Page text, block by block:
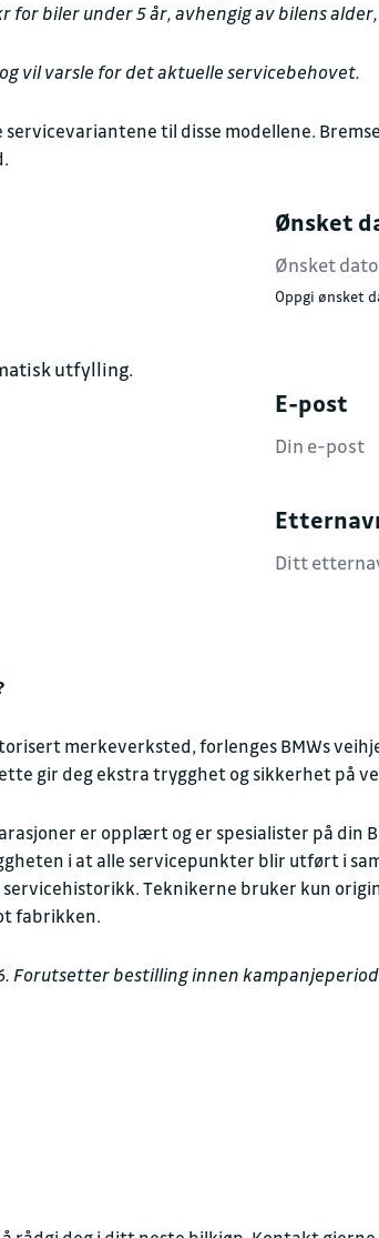
for biler under 5 år, avhengig av bilens
vil varsle for det aktuelle servicebehovet.
til disse modellene.
Ønsket
Oppgi ønsket
utfylling.
E-post
merkeverksted, forlenges BMWs
gir deg ekstra trygghet og sikkerhet på
er opplært og er spesialister på din
i at alle servicepunkter blir utført i
Teknikerne bruker kun
fabrikken.
Forutsetter bestilling innen